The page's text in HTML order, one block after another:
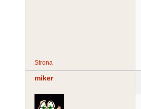
Strona
miker